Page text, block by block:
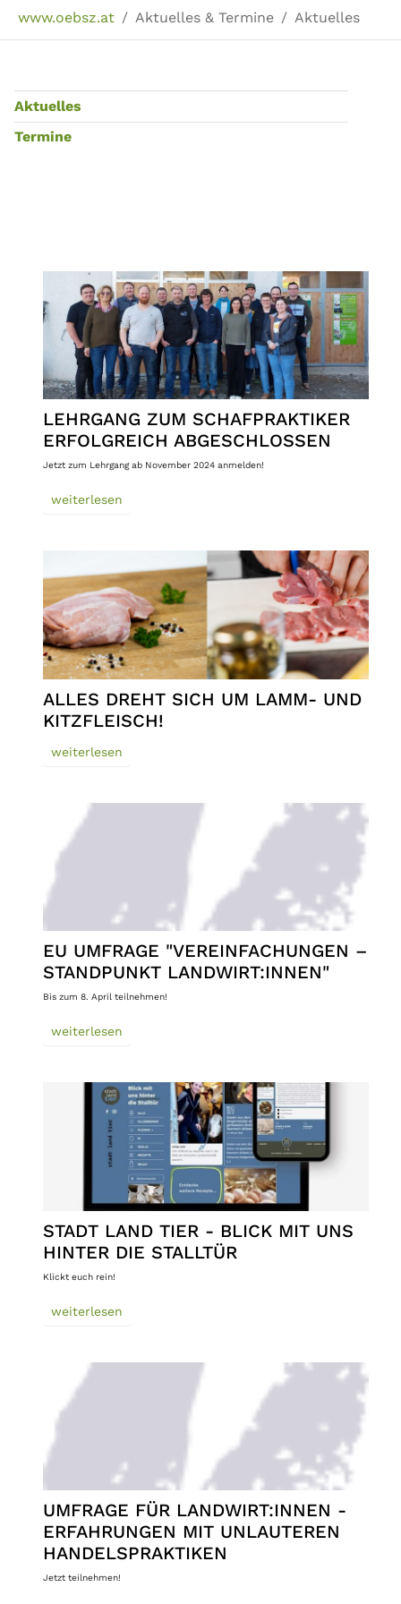
www.oebsz.at Aktuelles & Termine Aktuelles
Aktuelles
Termine
LEHRGANG ZUM SCHAFPRAKTIKER
ERFOLGREICH ABGESCHLOSSEN
Jetzt zum Lehrgang ab November 2024 anmelden!
weiterlesen
ALLES DREHT SICH UM LAMM- UND
KITZFLEISCH!
weiterlesen
EU UMFRAGE "VEREINFACHUNGEN –
STANDPUNKT LANDWIRT:INNEN"
Bis zum 8. April teilnehmen!
weiterlesen
STADT LAND TIER - BLICK MIT UNS
HINTER DIE STALLTÜR
Klickt euch rein!
weiterlesen
UMFRAGE FÜR LANDWIRT:INNEN -
ERFAHRUNGEN MIT UNLAUTEREN
HANDELSPRAKTIKEN
Jetzt teilnehmen!